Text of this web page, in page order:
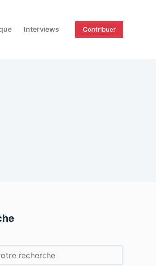
Interviews Contribuer